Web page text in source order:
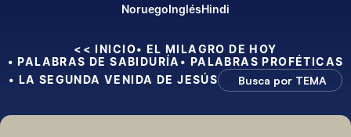
NoruegoInglésHindi
<< INICIO• EL MILAGRO DE HOY
• PALABRAS DE SABIDURÍA • PALABRAS PROFÉTICAS
• LA SEGUNDA VENIDA DE JESÚS
Busca por TEMA